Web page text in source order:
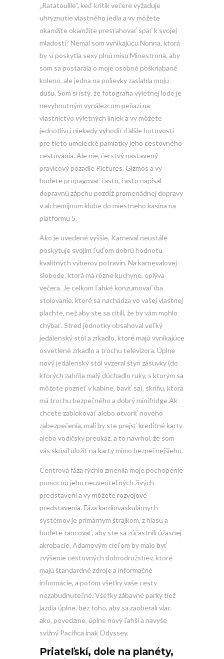
„Ratatouille“, keď kritik večere vyžaduje
uhryznutie vlastného jedla a vy môžete
okamžite okamžite presťahovať späť k svojej
mladosti? Nemal som vynikajúcu Nonna, ktorá
by si poskytla sexy plnú misu Minestrona, aby
som sa postarala o moje osobné poškriabané
koleno, ale jedna na polievky zasiahla moju
dušu. Som si istý, že fotografia výletnej lode je
nevyhnutným vynálezcom peňazí na
vlastníctvo výletných liniek a vy môžete
jednotlivci niekedy vyhodiť ďalšie hotovosti
pre tieto umelecké pamiatky jeho cestovného
cestovania. Ale nie, čerstvý nastavený
pravicový pozadie Pictures, Gizmos a vy
budete propagovať často, často napísal
dopravnú zápchu pozdĺž promenádnej dopravy
v alchemijnom klube do miestneho kasína na
platformu 5.
Ako je uvedené vyššie, Karneval neustále
poskytuje svojim ľuďom dobrú hodnotu
kvalitných výberov potravín. Na karnevalovej
slobode, ktorá má rôzne kuchyne, oplýva
večera. Je celkom ľahké konzumovať iba
stolovanie, ktoré sa nachádza vo vašej vlastnej
plachte, než aby ste sa cítili, že by vám mohlo
chýbať. Stred jednotky obsahoval veľký
jedálenský stôl a zrkadlo, ktoré majú vynikajúce
osvetlené zrkadlo a trochu televízora. Úplne
nový jedálenský stôl vyzeral štyri zásuvky (do
ktorých zahŕňa malý dúchadlo ruky, s ktorým sa
môžete pozrieť v kabíne, baviť sa), skriňu, ktorá
má trochu bezpečného a dobrý minifridge.Ak
chcete zablokovať alebo otvoriť nového
zabezpečenia, mali by ste prejsť kreditné karty
alebo vodičský preukaz, a to navrhol, že som
vás skúsil uložiť na karty mimo bezpečnejšieho.
Centrová fáza rýchlo zmenila moje pochopenie
pomocou jeho neuveriteľných živých
predstavení a vy môžete rozvojové
predstavenia. Fáza kardiovaskulárnych
systémov je primárnym štrajkom, z hlasu a
budete tancovať, aby ste sa zúčastnili úžasnej
akrobacie. Adamovým cieľom by malo byť
zvýšenie cestovných dobrodružstiev, ktoré
majú štandardné zdroje a informačné
informácie, a potom všetky vaše cesty
nezabudnuteľné. Všetky zábavné parky tiež
jazdia úplne, bez toho, aby sa zaoberali viac
ako, povedzme, úplne nový ľahší a navyše
svižný Pacifica inak Odyssey.
Priateľskí, dole na planéty,